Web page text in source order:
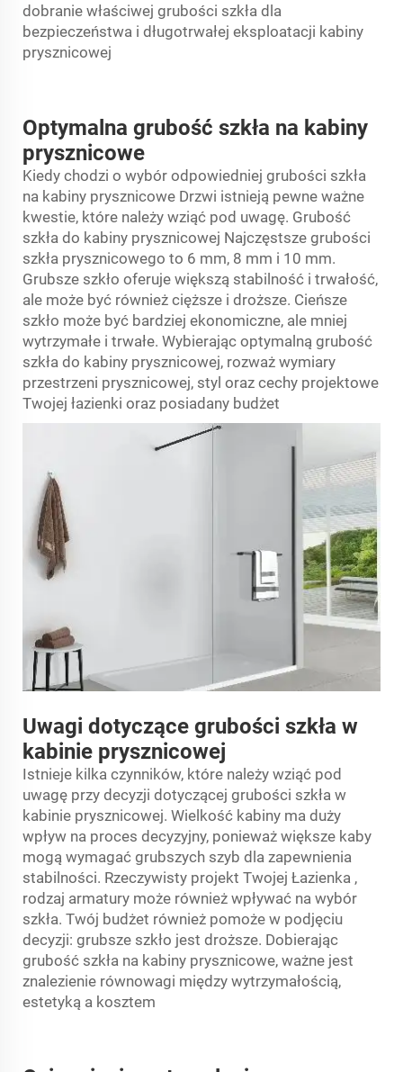
dobranie właściwej grubości szkła dla
bezpieczeństwa i długotrwałej eksploatacji kabiny
prysznicowej
Optymalna grubość szkła na kabiny
prysznicowe
Kiedy chodzi o wybór odpowiedniej grubości szkła
na kabiny prysznicowe Drzwi istnieją pewne ważne
kwestie, które należy wziąć pod uwagę. Grubość
szkła do kabiny prysznicowej Najczęstsze grubości
szkła prysznicowego to 6 mm, 8 mm i 10 mm.
Grubsze szkło oferuje większą stabilność i trwałość,
ale może być również cięższe i droższe. Cieńsze
szkło może być bardziej ekonomiczne, ale mniej
wytrzymałe i trwałe. Wybierając optymalną grubość
szkła do kabiny prysznicowej, rozważ wymiary
przestrzeni prysznicowej, styl oraz cechy projektowe
Twojej łazienki oraz posiadany budżet
Uwagi dotyczące grubości szkła w
kabinie prysznicowej
Istnieje kilka czynników, które należy wziąć pod
uwagę przy decyzji dotyczącej grubości szkła w
kabinie prysznicowej. Wielkość kabiny ma duży
wpływ na proces decyzyjny, ponieważ większe kaby
mogą wymagać grubszych szyb dla zapewnienia
stabilności. Rzeczywisty projekt Twojej Łazienka ,
rodzaj armatury może również wpływać na wybór
szkła. Twój budżet również pomoże w podjęciu
decyzji: grubsze szkło jest droższe. Dobierając
grubość szkła na kabiny prysznicowe, ważne jest
znalezienie równowagi między wytrzymałością,
estetyką a kosztem